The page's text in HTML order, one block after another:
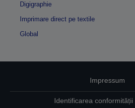
Digigraphie
Imprimare direct pe textile
Global
Impressum
Identificarea